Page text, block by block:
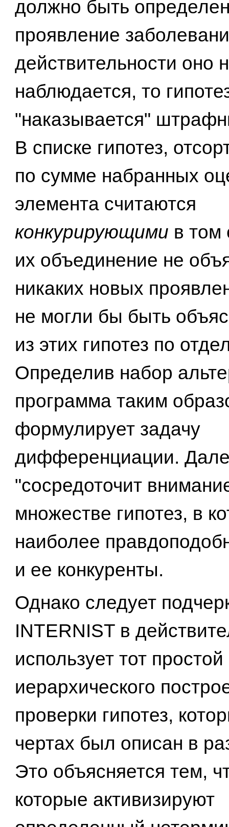
должно быть
проявление
действительности оно
наблюдается, то
"наказывается"
В списке гипотез,
по сумме набранных
элемента считаются
конкурирующими в том
их объединение не
никаких новых
не могли бы быть
из этих гипотез по
Определив набор
программа таким
формулирует задачу
дифференциации.
"сосредоточит
множестве гипотез, в
наиболее
и ее конкуренты.
Однако следует
INTERNIST в
использует тот
иерархического
проверки гипотез,
чертах был описан в
Это объясняется тем,
которые активизируют